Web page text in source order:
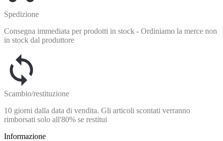
Spedizione
Consegna immediata per prodotti in stock - Ordiniamo la merce non
in stock dal produttore
Scambio/restituzione
10 giorni dalla data di vendita. Gli articoli scontati verranno
rimborsati solo all'80% se restitui
Informazione